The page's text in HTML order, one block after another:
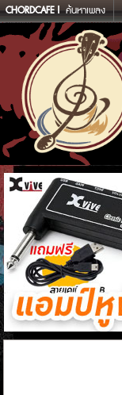
CHORDCAFE ค้นหาเพลง
แอมป์หูฟัง